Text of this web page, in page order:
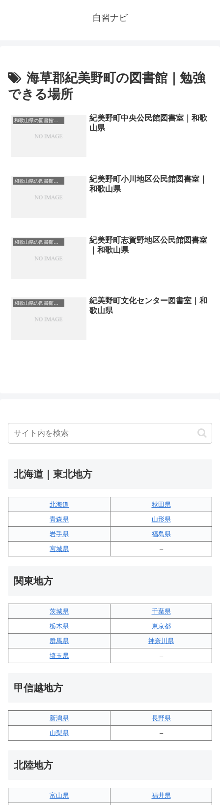
自習ナビ
海草郡紀美野町の図書館｜勉強
できる場所
和歌山県の図書館｜勉強できる場所
紀美野町中央公民館図書室｜和歌
山県
和歌山県の図書館｜勉強できる場所
紀美野町小川地区公民館図書室｜
和歌山県
和歌山県の図書館｜勉強できる場所
紀美野町志賀野地区公民館図書室
｜和歌山県
和歌山県の図書館｜勉強できる場所
紀美野町文化センター図書室｜和
歌山県
北海道｜東北地方
北海道
秋田県
青森県
山形県
岩手県
福島県
宮城県
–
関東地方
茨城県
千葉県
栃木県
東京都
群馬県
神奈川県
埼玉県
–
甲信越地方
新潟県
長野県
山梨県
–
北陸地方
富山県
福井県